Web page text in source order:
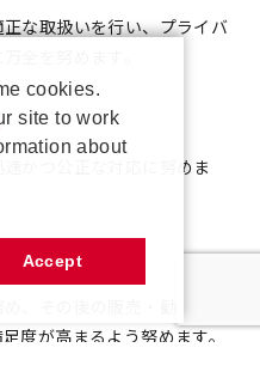
な取扱いを⾏い、プライバ
かつ公正な対応に努めま
努めます。
度が⾼まるよう努めます。
cookies.
site to work
about
Accept